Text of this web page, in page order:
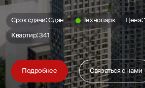
Срок сдачи: Сдан Технопарк Цена:
Квартир: 341
Подробнее Связаться с нами